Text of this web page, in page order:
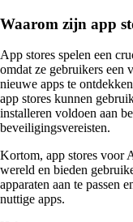
Waarom zijn app
App stores spelen een
omdat ze gebruikers een
nieuwe apps te
app stores kunnen
installeren voldoen aan
beveiligingsvereisten.
Kortom, app stores voor
wereld en bieden
apparaten aan te passen
nuttige apps.